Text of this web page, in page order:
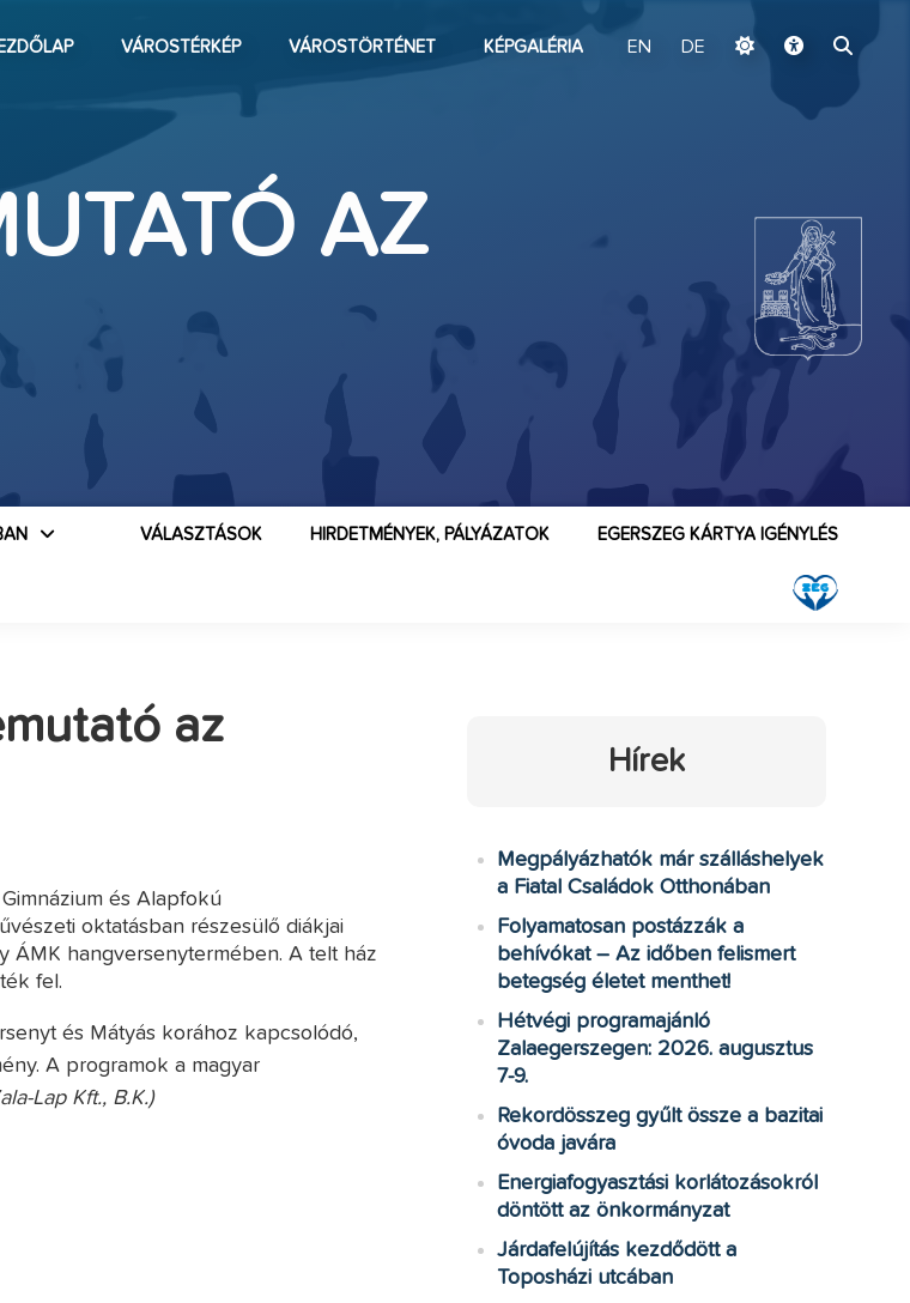
VÁROSTÉRKÉP VÁROSTÖRTÉNET KÉPGALÉRIA EN DE
AZ
EGERSZEG KÁRTYA IGÉNYLÉS
HIRDETMÉNYEK, PÁLYÁZATOK
VÁLASZTÁSOK
az
és Alapfokú
oktatásban részesülő diákjai
ÁMK hangversenytermében. A telt ház
fel.
és Mátyás korához kapcsolódó,
A programok a magyar
Lap Kft., B.K.)
Hírek
Megpályázhatók már szálláshelyek
a Fiatal Családok Otthonában
Folyamatosan postázzák a
behívókat – Az időben felismert
betegség életet menthet!
Hétvégi programajánló
Zalaegerszegen: 2026. augusztus
7-9.
Rekordösszeg gyűlt össze a bazitai
óvoda javára
Energiafogyasztási korlátozásokról
döntött az önkormányzat
Járdafelújítás kezdődött a
Toposházi utcában